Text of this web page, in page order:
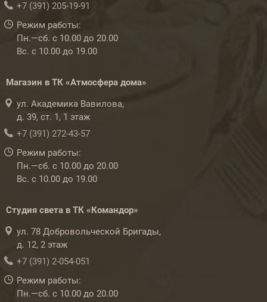
+7 (391) 205-19-91
Режим работы:
Пн.—сб. с 10.00 до 20.00
Вс. с 10.00 до 19.00
Магазин в ТК «Атмосфера дома»
ул. Академика Вавилова,
д. 39, ст. 1, 1 этаж
+7 (391) 272-43-57
Режим работы:
Пн.—сб. с 10.00 до 20.00
Вс. с 10.00 до 19.00
Студия света в ТК «Командор»
ул. 78 Добровольческой Бригады,
д. 12, 2 этаж
+7 (391) 2-054-051
Режим работы:
Пн.—сб. с 10.00 до 20.00